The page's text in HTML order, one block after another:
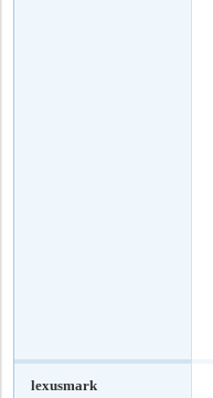
lexusmark